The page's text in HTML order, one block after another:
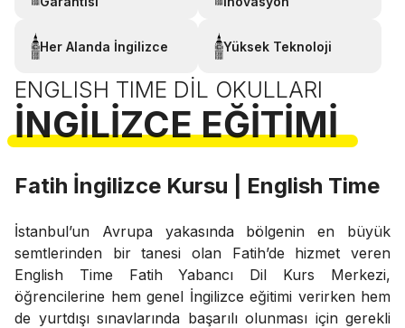
Her Alanda İngilizce Yüksek Teknoloji
ENGLISH TIME DIL OKULLARI
İNGILIZCE EĞITIMI
Fatih İngilizce Kursu | English Time
İstanbul’un Avrupa yakasında bölgenin en büyük
semtlerinden bir tanesi olan Fatih’de hizmet veren
English Time Fatih Yabancı Dil Kurs Merkezi,
öğrencilerine hem genel İngilizce eğitimi verirken hem
de yurtdışı sınavlarında başarılı olunması için gerekli